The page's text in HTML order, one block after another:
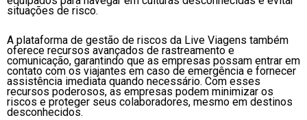
situações de risco.
A plataforma de gestão de riscos da Live Viagens também
oferece recursos avançados de rastreamento e
comunicação, garantindo que as empresas possam entrar em
contato com os viajantes em caso de emergência e fornecer
assistência imediata quando necessário. Com esses
recursos poderosos, as empresas podem minimizar os
riscos e proteger seus colaboradores, mesmo em destinos
desconhecidos.